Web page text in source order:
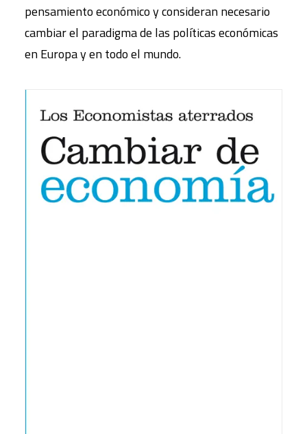
pensamiento económico y consideran necesario
cambiar el paradigma de las políticas económicas
en Europa y en todo el mundo.